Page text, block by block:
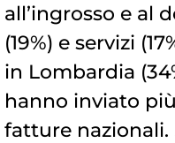
all’ingrosso e al
(19%) e servizi
in Lombardia
hanno inviato
fatture nazionali.